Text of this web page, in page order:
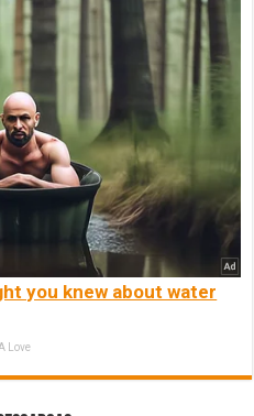
you knew about water
Love